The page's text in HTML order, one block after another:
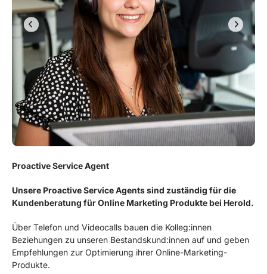
Proactive Service Agent
Unsere Proactive Service Agents sind zuständig für die
Kundenberatung für Online Marketing Produkte bei Herold.
Über Telefon und Videocalls bauen die Kolleg:innen
Beziehungen zu unseren Bestandskund:innen auf und geben
Empfehlungen zur Optimierung ihrer Online-Marketing-
Produkte.